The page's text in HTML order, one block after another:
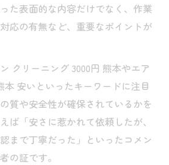
た表面的な内容だけでなく、作業
応の有無など、重要なポイントが
クリーニング 3000円 熊本やエア
本 安いといったキーワードに注目
質や安全性が確保されているかを
ば「安さに惹かれて依頼したが、
まで丁寧だった」といったコメン
の証です。